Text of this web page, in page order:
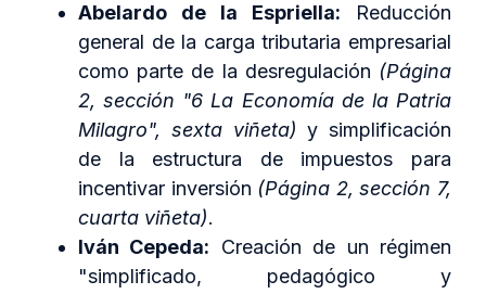
Abelardo de la Espriella: Reducción
general de la carga tributaria empresarial
como parte de la desregulación (Página
2, sección "6 La Economía de la Patria
Milagro", sexta viñeta) y simplificación
de la estructura de impuestos para
incentivar inversión (Página 2, sección 7,
cuarta viñeta).
Iván Cepeda: Creación de un régimen
"simplificado, pedagógico y